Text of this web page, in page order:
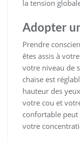
la tension
Adopter
Prendre
êtes assis à
votre niveau de
chaise est
hauteur des
votre cou et
confortable peut
votre